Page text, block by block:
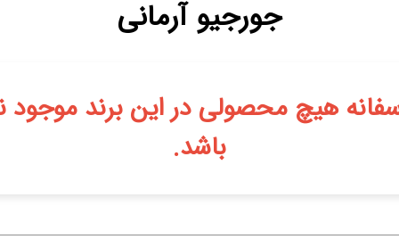
جورجیو آرمانی
هیچ محصولی در این برند موجود
باشد.